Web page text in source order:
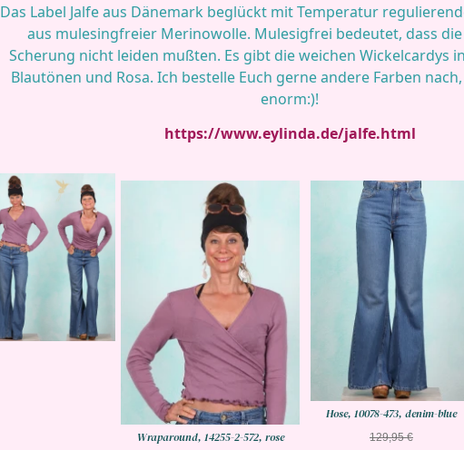
Das Label Jalfe aus Dänemark beglückt mit Temperatur
aus mulesingfreier Merinowolle. Mulesigfrei bedeutet, dass
Scherung nicht leiden mußten. Es gibt die weichen Wickelcardys
Blautönen und Rosa. Ich bestelle Euch gerne andere Farben
enorm:)!
https://www.eylinda.de/jalfe.html
Wraparound, 14255-2-572, rose
Hose, 10078-473, denim-blue
129,95 €